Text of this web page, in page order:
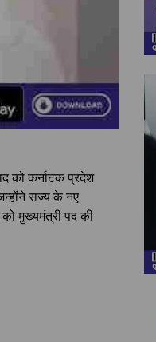
को कर्नाटक प्रदेश
राज्य के नए
मुख्यमंत्री पद की